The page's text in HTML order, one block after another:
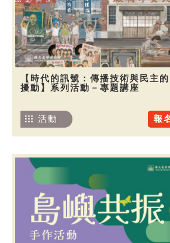
【時代的訊號：傳播技術與民主的
擾動】系列活動－專題講座
報
活動